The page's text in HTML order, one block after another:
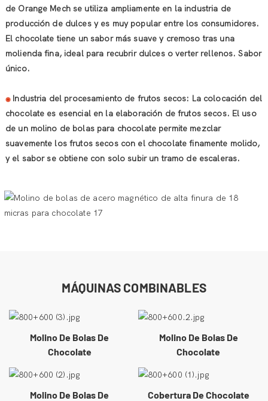
de Orange Mech se utiliza ampliamente en la industria de
producción de dulces y es muy popular entre los consumidores.
El chocolate tiene un sabor más suave y cremoso tras una
molienda fina, ideal para recubrir dulces o verter rellenos. Sabor
único.
◉ Industria del procesamiento de frutos secos: La colocación del
chocolate es esencial en la elaboración de frutos secos. El uso
de un molino de bolas para chocolate permite mezclar
suavemente los frutos secos con el chocolate finamente molido,
y el sabor se obtiene con solo subir un tramo de escaleras.
MÁQUINAS COMBINABLES
Molino De Bolas De
Chocolate
Molino De Bolas De
Chocolate
Molino De Bolas De
Cobertura De Chocolate